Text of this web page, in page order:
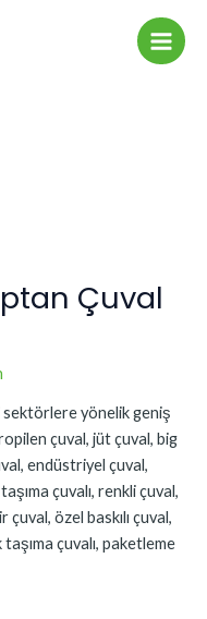
Main
Çuval
sektörlere yönelik geniş
çuval, jüt çuval, big
endüstriyel çuval,
çuvalı, renkli çuval,
özel baskılı çuval,
çuvalı, paketleme